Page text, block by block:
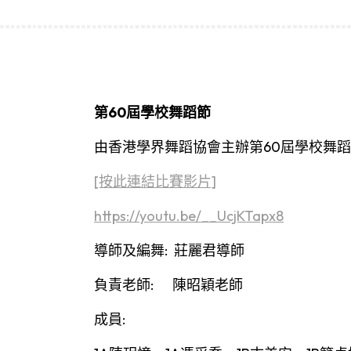
第60屆學校舞蹈節
由香港學界舞蹈協會主辦第60屆學校舞
[按此連結比賽影片]
https://youtu.be/__UcjKTapx8
導師及編舞: 莊麗君導師
負責老師: 陳昭穎老師
成員: